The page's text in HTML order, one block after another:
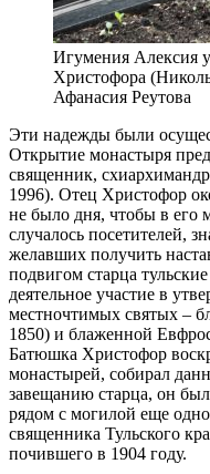
Игумения Алексия
Христофора
Афанасия Реутова
Эти надежды были
Открытие монастыря
священник,
1996). Отец Христофор
не было дня, чтобы в его
случалось посетителей,
желавших получить
подвигом старца
деятельное участие в
местночтимых святых –
1850) и блаженной
Батюшка Христофор
монастырей, собирал
завещанию старца, он
рядом с могилой еще
священника Тульского
почившего в 1904 году.